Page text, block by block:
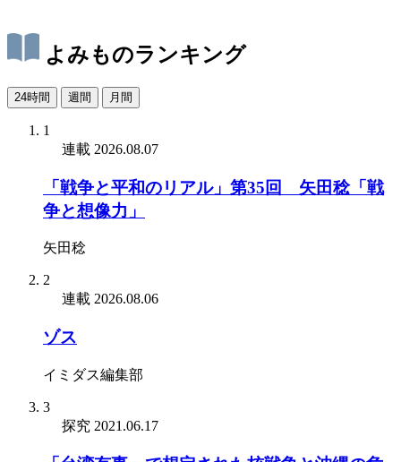
よみものランキング
24時間 週間 月間
1
連載 2026.08.07
「戦争と平和のリアル」第35回 矢田稔「戦
争と想像力」
矢田稔
2
連載 2026.08.06
ゾス
イミダス編集部
3
探究 2021.06.17